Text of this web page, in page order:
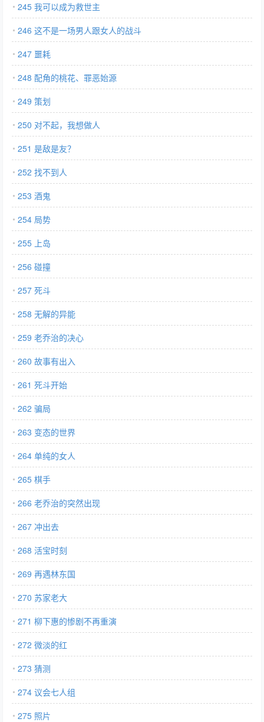
245 我可以成为救世主
246 这不是一场男人跟女人的战斗
247 噩耗
248 配角的桃花、罪恶始源
249 策划
250 对不起，我想做人
251 是敌是友？
252 找不到人
253 酒鬼
254 局势
255 上岛
256 碰撞
257 死斗
258 无解的异能
259 老乔治的决心
260 故事有出入
261 死斗开始
262 骗局
263 变态的世界
264 单纯的女人
265 棋手
266 老乔治的突然出现
267 冲出去
268 活宝时刻
269 再遇林东国
270 苏家老大
271 柳下惠的惨剧不再重演
272 微淡的红
273 猜测
274 议会七人组
275 照片